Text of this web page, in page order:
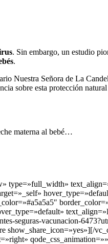
. Sin embargo, un estudio
.
Nuestra Señora de La
sobre esta protección
materna al bebé…
type=»full_width»
seguras-vacunacion-